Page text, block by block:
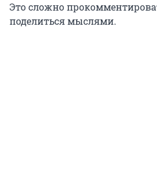
Это сложно
поделиться мыслями.